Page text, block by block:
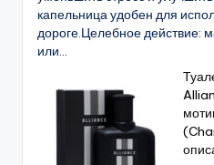
капельница удобен для
дороге.Целебное действие:
или...